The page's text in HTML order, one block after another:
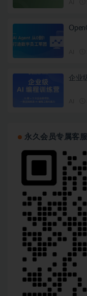
企业
永久会员专属客